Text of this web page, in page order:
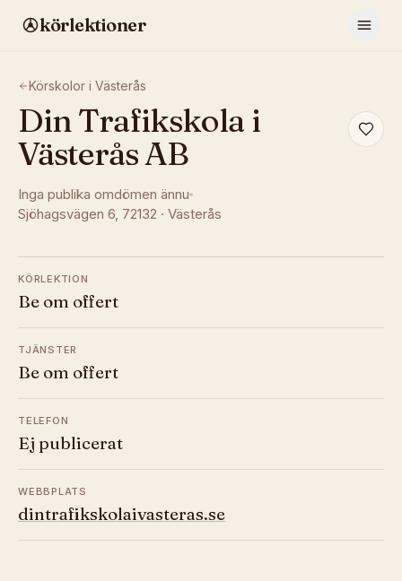
körlektioner
Körskolor i Västerås
Din Trafikskola i
Västerås AB
Inga publika omdömen ännu
Sjöhagsvägen 6, 72132 · Västerås
KÖRLEKTION
Be om offert
TJÄNSTER
Be om offert
TELEFON
Ej publicerat
WEBBPLATS
dintrafikskolaivasteras.se